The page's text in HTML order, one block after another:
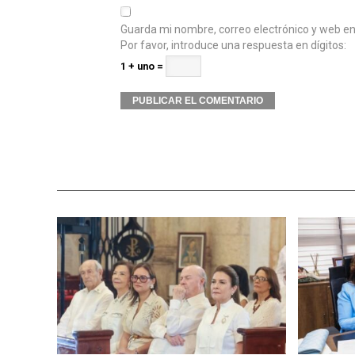
Guarda mi nombre, correo electrónico y web
Por favor, introduce una respuesta en dígitos:
1 + uno =